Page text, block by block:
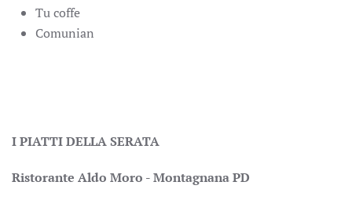
Tu coffe
Comunian
I PIATTI DELLA SERATA
Ristorante Aldo Moro - Montagnana PD